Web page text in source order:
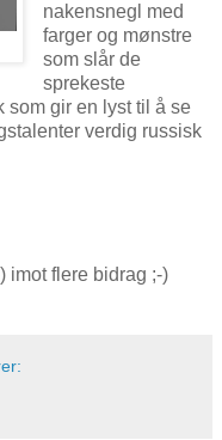
nakensnegl med
farger og mønstre
som slår de
sprekeste
som gir en lyst til å se
verdig russisk
imot flere bidrag ;-)